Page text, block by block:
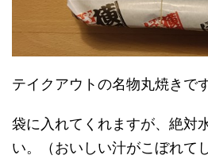
テイクアウトの名物丸焼きです
袋に入れてくれますが、絶対
い。（おいしい汁がこぼれて